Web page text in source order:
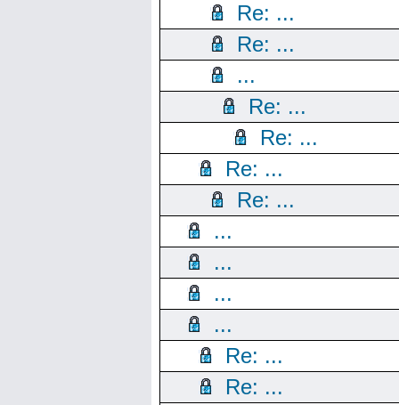
Re: ...
Re: ...
...
Re: ...
Re: ...
Re: ...
Re: ...
...
...
...
...
Re: ...
Re: ...